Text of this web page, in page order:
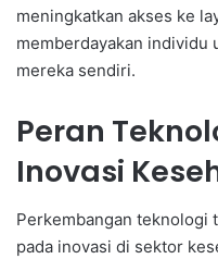
meningkatkan akses ke
memberdayakan individu
mereka sendiri.
Peran
Inovasi
Perkembangan teknologi
pada inovasi di sektor